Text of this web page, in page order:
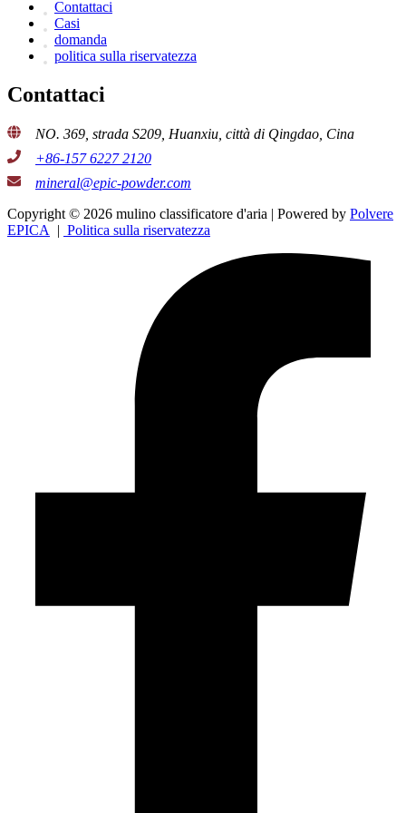
Contattaci
Casi
domanda
politica sulla riservatezza
Contattaci
NO. 369, strada S209, Huanxiu, città di Qingdao, Cina
+86-157 6227 2120
mineral@epic-powder.com
Copyright © 2026 mulino classificatore d'aria | Powered by Polvere
EPICA
| Politica sulla riservatezza